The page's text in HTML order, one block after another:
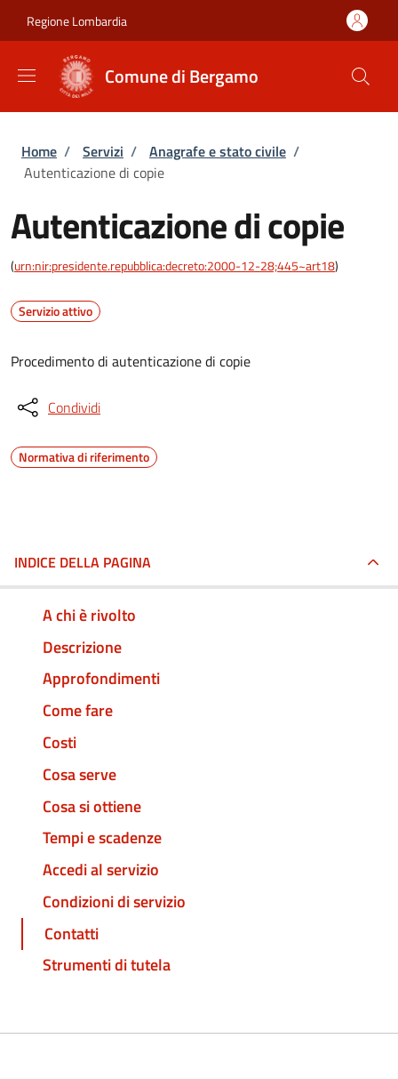
Regione Lombardia
Comune di Bergamo
Briciole di pane
Home / Servizi / Anagrafe e stato civile /
Autenticazione di copie
Autenticazione di copie
(urn:nir:presidente.repubblica:decreto:2000-12-28;445~art18)
Servizio attivo
Procedimento di autenticazione di copie
Condividi
Normativa di riferimento
INDICE DELLA PAGINA
A chi è rivolto
Descrizione
Approfondimenti
Come fare
Costi
Cosa serve
Cosa si ottiene
Tempi e scadenze
Accedi al servizio
Condizioni di servizio
Contatti
Strumenti di tutela